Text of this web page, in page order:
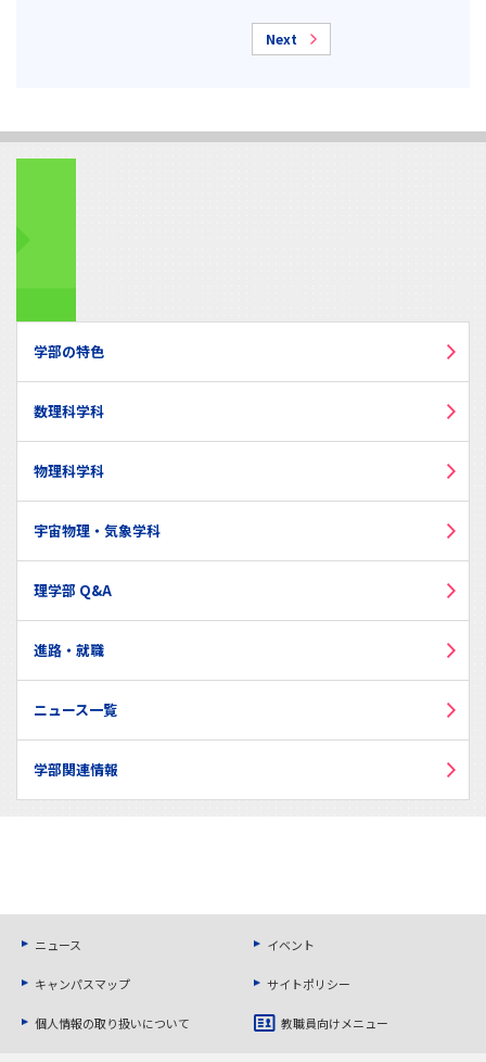
Next
学部の特色
数理科学科
物理科学科
宇宙物理・気象学科
理学部 Q&A
進路・就職
ニュース一覧
学部関連情報
ニュース イベント
キャンパスマップ サイトポリシー
個人情報の取り扱いについて 教職員向けメニュー